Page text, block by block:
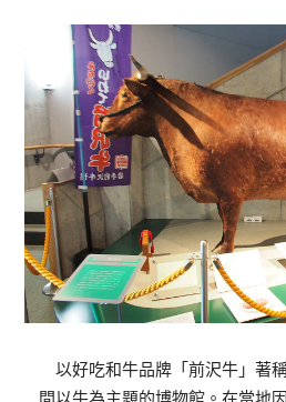
以好吃和牛品牌「前沢牛」著
間以牛為主題的博物館。在當地